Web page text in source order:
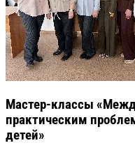
Мастер-классы
практическим
детей»